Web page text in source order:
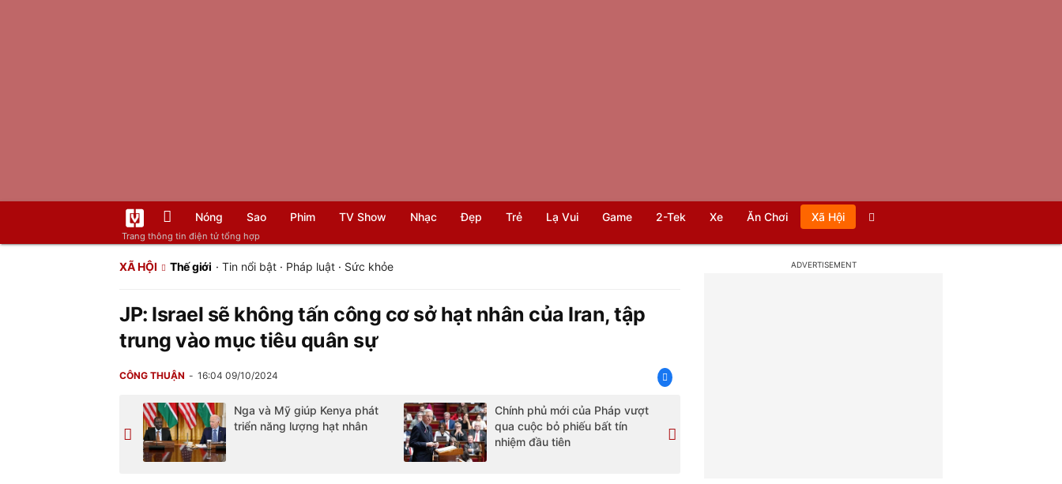
Trang thông tin điện tử tổng hợp
Nóng Sao Phim TV Show Nhạc Đẹp Trẻ Lạ Vui Game 2-Tek Xe Ăn Chơi Xã Hội
XÃ HỘI Thế giới · Tin nổi bật· Pháp luật· Sức khỏe
JP: Israel sẽ không tấn công cơ sở hạt nhân của Iran, tập
trung vào mục tiêu quân sự
CÔNG THUẬN 16:04 09/10/2024
Nga và Mỹ giúp Kenya phát
triển năng lượng hạt nhân
Chính phủ mới của Pháp vượt
qua cuộc bỏ phiếu bất tín
nhiệm đầu tiên